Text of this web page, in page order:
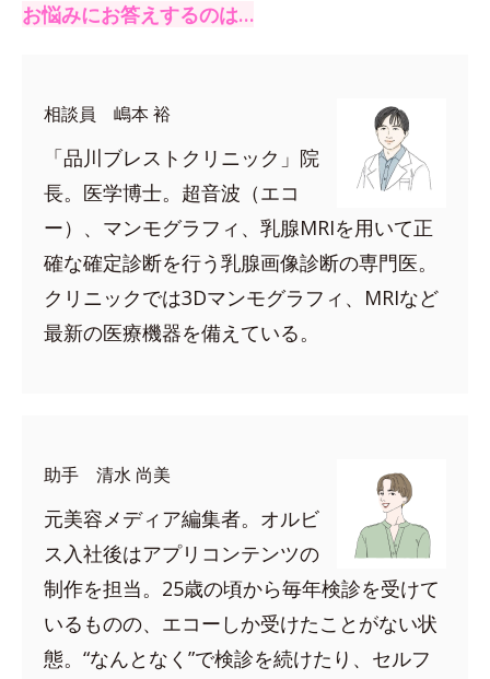
お悩みにお答えするのは…
相談員 嶋本 裕
「品川ブレストクリニック」院
長。医学博士。超音波（エコ
ー）、マンモグラフィ、乳腺MRIを用いて正
確な確定診断を行う乳腺画像診断の専門医。
クリニックでは3Dマンモグラフィ、MRIなど
最新の医療機器を備えている。
助手 清水 尚美
元美容メディア編集者。オルビ
ス入社後はアプリコンテンツの
制作を担当。25歳の頃から毎年検診を受けて
いるものの、エコーしか受けたことがない状
態。“なんとなく”で検診を続けたり、セルフ